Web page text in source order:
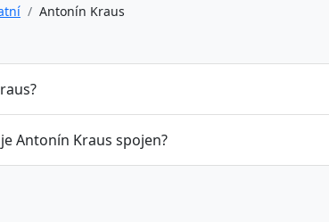
Antonín Kraus
Antonín Kraus spojen?